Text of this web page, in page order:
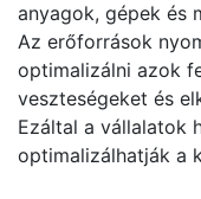
anyagok, gépek és
Az erőforrások
optimalizálni azok
veszteségeket és
Ezáltal a vállalatok
optimalizálhatják a